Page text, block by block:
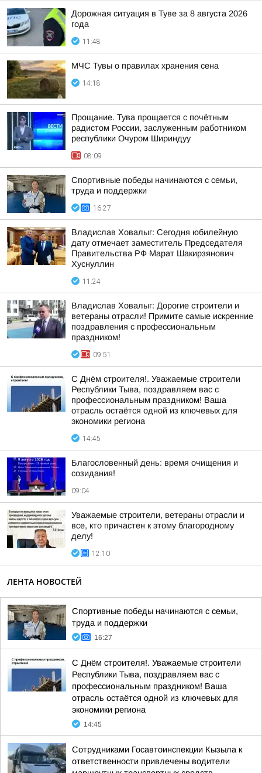
Дорожная ситуация в Туве за 8 августа 2026
года
11:48
МЧС Тувы о правилах хранения сена
14:18
Прощание. Тува прощается с почётным
радистом России, заслуженным работником
республики Очуром Шириндуу
08:09
Спортивные победы начинаются с семьи,
труда и поддержки
16:27
Владислав Ховалыг: Сегодня юбилейную
дату отмечает заместитель Председателя
Правительства РФ Марат Шакирзянович
Хуснуллин
11:24
Владислав Ховалыг: Дорогие строители и
ветераны отрасли! Примите самые искренние
поздравления с профессиональным
праздником!
09:51
С Днём строителя!. Уважаемые строители
Республики Тыва, поздравляем вас с
профессиональным праздником! Ваша
отрасль остаётся одной из ключевых для
экономики региона
14:45
Благословенный день: время очищения и
созидания!
09:04
Уважаемые строители, ветераны отрасли и
все, кто причастен к этому благородному
делу!
12:10
ЛЕНТА НОВОСТЕЙ
Спортивные победы начинаются с семьи,
труда и поддержки
16:27
С Днём строителя!. Уважаемые строители
Республики Тыва, поздравляем вас с
профессиональным праздником! Ваша
отрасль остаётся одной из ключевых для
экономики региона
14:45
Сотрудниками Госавтоинспекции Кызыла к
ответственности привлечены водители